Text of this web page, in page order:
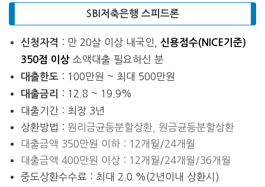
SBI저축은행 스피드론
신청자격 : 만 20살 이상 내국인,신용점수(NICE기준)
350점 이상 소액대출 필요하신 분
대출한도 : 100만원 ~ 최대 500만원
대출금리
: 12.8 ~ 19.9%
대출기간 : 최장 3년
상환방법 : 원리금균등분할상환, 원금균등분할상환
대출금액 350만원 이하 : 12개월/24개월
대출금액 400만원 이상 : 12개월/24개월/36개월
중도상환수수료 : 최대 2.0 %(2년이내 상환시)